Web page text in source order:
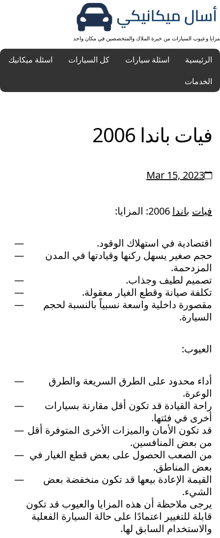
مزايا وعيوب السيارات من خبرة الملاك والمتخصصين في مكان واحد
الرئيسية اسئلة سيارات كل السيارات
اسئلة ميكانيك
الخدمات
فيات باندا 2006
Mar 15, 2023
فيات باندا
اقتصادية في استهلاك الوقود.
حجم صغير يسهل ركنها وقيادتها في المدن
المزدحمة.
تصميم لطيف وجذاب.
تكلفة صيانة وقطع الغيار معقولة.
مقصورة داخلية واسعة نسبياً بالنسبة لحجم
السيارة.
العيوب:
أداء محدود على الطرق السريعة والطرق
الوعرة.
راحة القيادة قد تكون أقل مقارنة بسيارات
أخرى في فئتها.
قد تكون الأمان والميزات الأخرى المتوفرة أقل
من بعض المنافسين.
من الصعب الحصول على بعض قطع الغيار في
بعض المناطق.
القيمة الإعادة بيعها قد تكون منخفضة بعض
الشيء.
يرجى ملاحظة أن هذه المزايا والعيوب قد تكون
قابلة للتغيير اعتمادًا على حالة السيارة الفعلية
والاستخدام السابق لها.